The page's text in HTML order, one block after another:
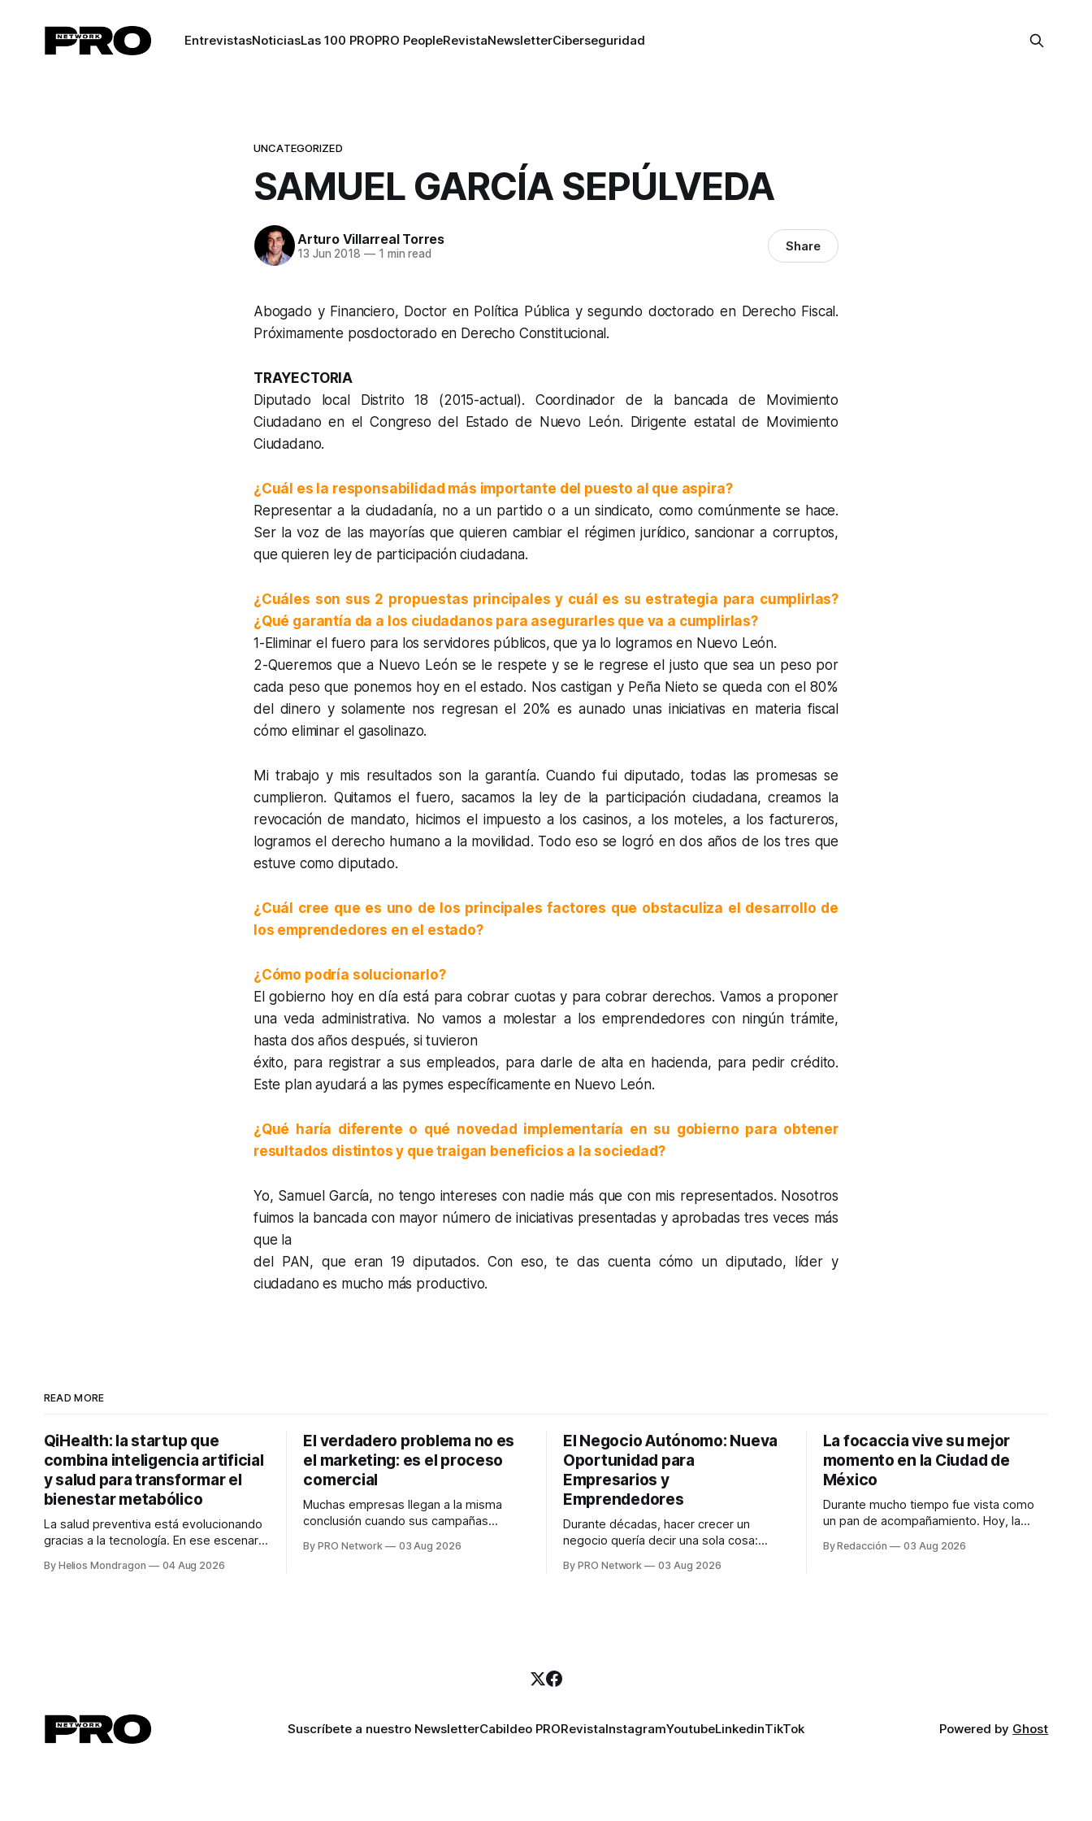
EntrevistasNoticiasLas 100 PROPRO PeopleRevistaNewsletterCiberseguridad
UNCATEGORIZED
SAMUEL GARCÍA SEPÚLVEDA
Arturo Villarreal Torres
13 Jun 2018 —1 min read Share
Abogado y Financiero, Doctor en Política Pública y segundo doctorado en Derecho Fiscal.
Próximamente posdoctorado en Derecho Constitucional.
TRAYECTORIA
Diputado local Distrito 18 (2015-actual). Coordinador de la bancada de Movimiento
Ciudadano en el Congreso del Estado de Nuevo León. Dirigente estatal de Movimiento
Ciudadano.
¿Cuál es la responsabilidad más importante del puesto al que aspira?
Representar a la ciudadanía, no a un partido o a un sindicato, como comúnmente se hace.
Ser la voz de las mayorías que quieren cambiar el régimen jurídico, sancionar a corruptos,
que quieren ley de participación ciudadana.
¿Cuáles son sus 2 propuestas principales y cuál es su estrategia para cumplirlas?
¿Qué garantía da a los ciudadanos para asegurarles que va a cumplirlas?
1-Eliminar el fuero para los servidores públicos, que ya lo logramos en Nuevo León.
2-Queremos que a Nuevo León se le respete y se le regrese el justo que sea un peso por
cada peso que ponemos hoy en el estado. Nos castigan y Peña Nieto se queda con el 80%
del dinero y solamente nos regresan el 20% es aunado unas iniciativas en materia fiscal
cómo eliminar el gasolinazo.
Mi trabajo y mis resultados son la garantía. Cuando fui diputado, todas las promesas se
cumplieron. Quitamos el fuero, sacamos la ley de la participación ciudadana, creamos la
revocación de mandato, hicimos el impuesto a los casinos, a los moteles, a los factureros,
logramos el derecho humano a la movilidad. Todo eso se logró en dos años de los tres que
estuve como diputado.
¿Cuál cree que es uno de los principales factores que obstaculiza el desarrollo de
los emprendedores en el estado?
¿Cómo podría solucionarlo?
El gobierno hoy en día está para cobrar cuotas y para cobrar derechos. Vamos a proponer
una veda administrativa. No vamos a molestar a los emprendedores con ningún trámite,
hasta dos años después, si tuvieron
éxito, para registrar a sus empleados, para darle de alta en hacienda, para pedir crédito.
Este plan ayudará a las pymes específicamente en Nuevo León.
¿Qué haría diferente o qué novedad implementaría en su gobierno para obtener
resultados distintos y que traigan beneficios a la sociedad?
Yo, Samuel García, no tengo intereses con nadie más que con mis representados. Nosotros
fuimos la bancada con mayor número de iniciativas presentadas y aprobadas tres veces más
que la
del PAN, que eran 19 diputados. Con eso, te das cuenta cómo un diputado, líder y
ciudadano es mucho más productivo.
READ MORE
QiHealth: la startup que
combina inteligencia artificial
y salud para transformar el
bienestar metabólico
La salud preventiva está evolucionando
gracias a la tecnología. En ese escenario
desarrolla un ecosistema digital capaz
By Helios Mondragon 04 Aug 2026
El verdadero problema no es
el marketing: es el proceso
comercial
Muchas empresas llegan a la misma
conclusión cuando sus campañas
marketing no funciona". Sin embargo,
By PRO Network 03 Aug 2026
El Negocio Autónomo: Nueva
Oportunidad para
Empresarios y
Emprendedores
Durante décadas, hacer crecer un
negocio quería decir una sola cosa:
anuncios, un especialista en marketing
By PRO Network 03 Aug 2026
La focaccia vive su mejor
momento en la Ciudad de
México
Durante mucho tiempo fue vista como
un pan de acompañamiento. Hoy, la
platillos favoritos de quienes buscan
By Redacción 03 Aug 2026
Suscríbete a nuestro NewsletterCabildeo PRORevistaInstagramYoutubeLinkedinTikTok Powered by Ghost